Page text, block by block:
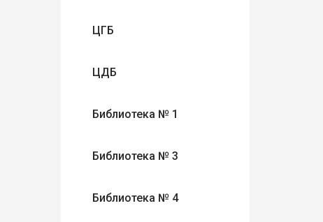
ЦГБ
ЦДБ
Библиотека № 1
Библиотека № 3
Библиотека № 4